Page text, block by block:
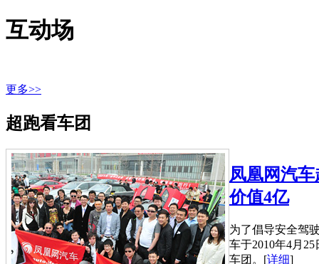
互动场
更多>>
超跑看车团
凤凰网汽
价值4亿
为了倡导安全驾
车于2010年4月
车团。 [详细]